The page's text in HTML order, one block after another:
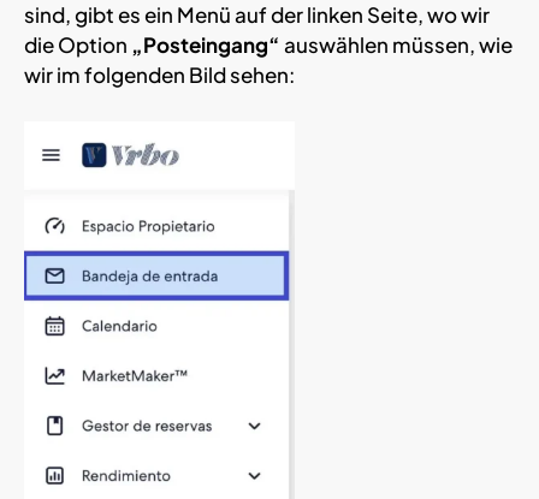
sind, gibt es ein Menü auf der linken Seite, wo wir
die Option „Posteingang“ auswählen müssen, wie
wir im folgenden Bild sehen: